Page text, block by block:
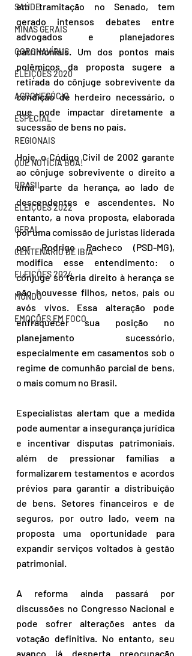
SAÚDE
MINAS GERAIS
CORONAVÍRUS
ELEIÇÕES 2020
AGRONEGÓCIO
ESPECIAL
REGIONAIS
QUE NOTÍCIA BOA!
BRASIL
ELEIÇÕES 2022
GERAL
CENTENÁRIO DE IBIÁ
ELEIÇÕES 2024
MUNDO
EMOÇÕES EM FOCO
em tramitação no Senado, tem
gerado intensos debates entre
advogados e planejadores
patrimoniais. Um dos pontos mais
polêmicos da proposta sugere a
retirada do cônjuge sobrevivente da
condição de herdeiro necessário, o
que pode impactar diretamente a
sucessão de bens no país.
Hoje, o Código Civil de 2002 garante
ao cônjuge sobrevivente o direito a
uma parte da herança, ao lado de
descendentes e ascendentes. No
entanto, a nova proposta, elaborada
por uma comissão de juristas liderada
por Rodrigo Pacheco (PSD-MG),
modifica esse entendimento: o
cônjuge só teria direito à herança se
não houvesse filhos, netos, pais ou
avós vivos. Essa alteração pode
enfraquecer sua posição no
planejamento sucessório,
especialmente em casamentos sob o
regime de comunhão parcial de bens,
o mais comum no Brasil.
Especialistas alertam que a medida
pode aumentar a insegurança jurídica
e incentivar disputas patrimoniais,
além de pressionar famílias a
formalizarem testamentos e acordos
prévios para garantir a distribuição
de bens. Setores financeiros e de
seguros, por outro lado, veem na
proposta uma oportunidade para
expandir serviços voltados à gestão
patrimonial.
A reforma ainda passará por
discussões no Congresso Nacional e
pode sofrer alterações antes da
votação definitiva. No entanto, seu
avanço já desperta preocupação